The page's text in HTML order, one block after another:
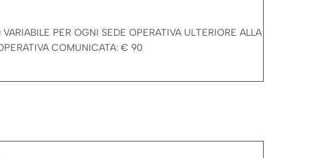
PER OGNI SEDE OPERATIVA ULTERIORE ALLA
COMUNICATA: € 90